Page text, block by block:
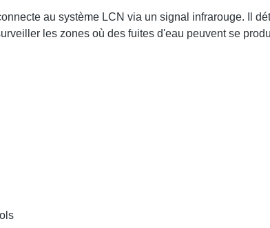
au système LCN via un signal infrarouge. Il
les zones où des fuites d'eau peuvent se